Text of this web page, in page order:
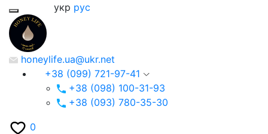
укр рус
honeylife.ua@ukr.net
+38 (099) 721-97-41
+38 (098) 100-31-93
+38 (093) 780-35-30
0